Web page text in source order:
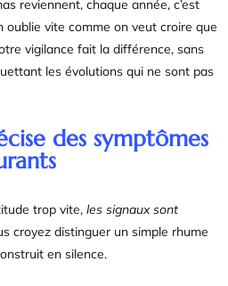
reviennent, chaque année, c’est
oublie vite comme on veut croire que
vigilance fait la différence, sans
les évolutions qui ne sont pas
des symptômes
trop vite, les signaux sont
croyez distinguer un simple rhume
en silence.